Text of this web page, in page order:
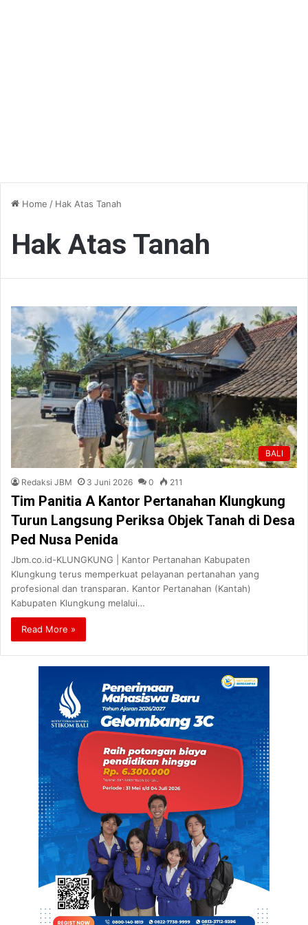
Home / Hak Atas Tanah
Hak Atas Tanah
BALI
Redaksi JBM 3 Juni 2026 0 211
Tim Panitia A Kantor Pertanahan Klungkung
Turun Langsung Periksa Objek Tanah di Desa
Ped Nusa Penida
Jbm.co.id-KLUNGKUNG | Kantor Pertanahan Kabupaten
Klungkung terus memperkuat pelayanan pertanahan yang
profesional dan transparan. Kantor Pertanahan (Kantah)
Kabupaten Klungkung melalui…
Read More »